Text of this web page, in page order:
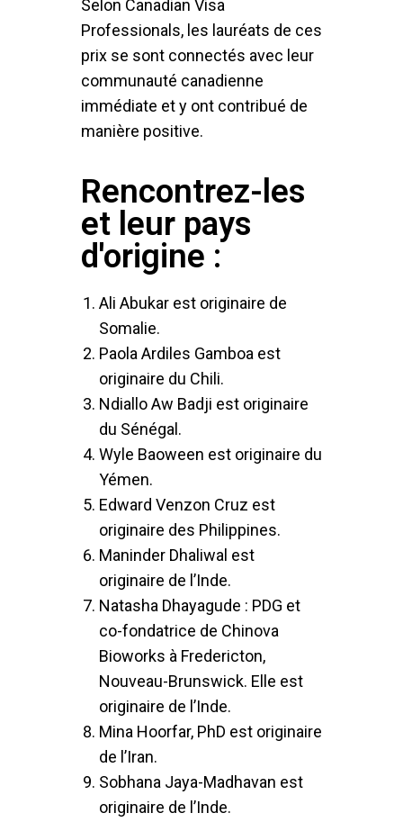
Selon Canadian Visa
Professionals, les lauréats de ces
prix se sont connectés avec leur
communauté canadienne
immédiate et y ont contribué de
manière positive.
Rencontrez-les
et leur pays
d'origine :
Ali Abukar est originaire de
Somalie.
Paola Ardiles Gamboa est
originaire du Chili.
Ndiallo Aw Badji est originaire
du Sénégal.
Wyle Baoween est originaire du
Yémen.
Edward Venzon Cruz est
originaire des Philippines.
Maninder Dhaliwal est
originaire de l’Inde.
Natasha Dhayagude : PDG et
co-fondatrice de Chinova
Bioworks à Fredericton,
Nouveau-Brunswick. Elle est
originaire de l’Inde.
Mina Hoorfar, PhD est originaire
de l’Iran.
Sobhana Jaya-Madhavan est
originaire de l’Inde.